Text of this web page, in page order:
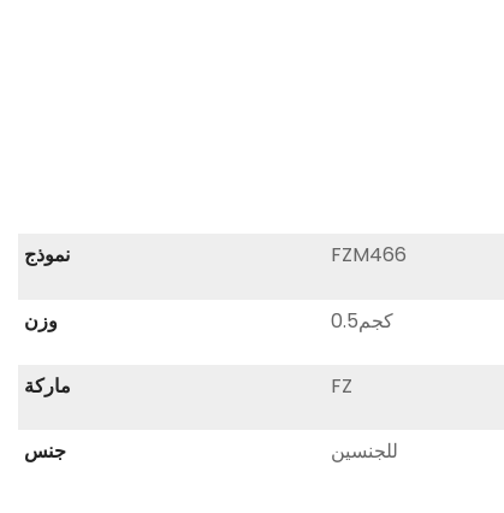
نموذج FZM466
وزن كجم0.5
ماركة FZ
جنس للجنسين